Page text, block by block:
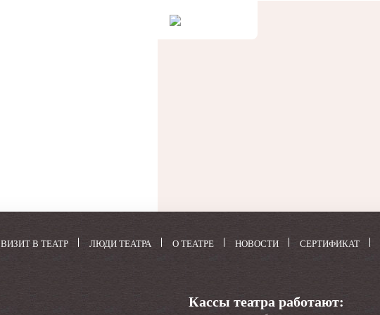
ВИЗИТ В ТЕАТР ЛЮДИ ТЕАТРА О ТЕАТРЕ НОВОСТИ СЕРТИФИКАТ
Кассы театра работают: